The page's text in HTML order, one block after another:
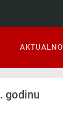
AKTUALNO
godinu